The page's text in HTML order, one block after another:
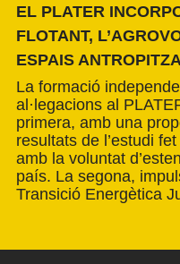
EL PLATER
FLOTANT,
ESPAIS
La formació
al·legacions al
primera, amb una
resultats de l’estudi
amb la voluntat
país. La segona,
Transició Energètica